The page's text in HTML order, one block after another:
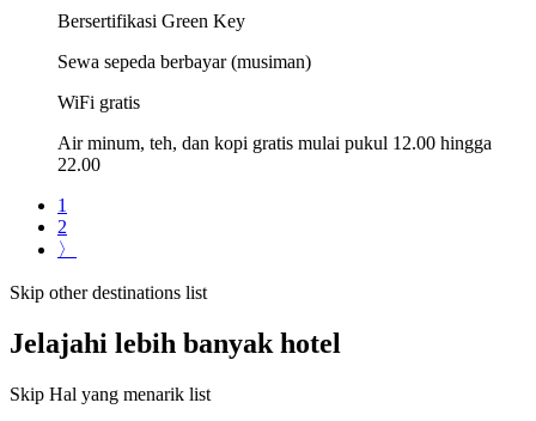
Bersertifikasi Green Key
Sewa sepeda berbayar (musiman)
WiFi gratis
Air minum, teh, dan kopi gratis mulai pukul 12.00 hingga
22.00
1
2
〉
Skip other destinations list
Jelajahi lebih banyak hotel
Skip Hal yang menarik list